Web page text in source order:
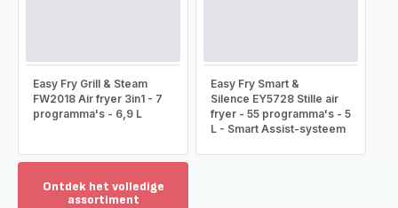
Easy Fry Grill & Steam
FW2018 Air fryer 3in1 - 7
programma's - 6,9 L
Easy Fry Smart &
Silence EY5728 Stille air
fryer - 55 programma's - 5
L - Smart Assist-systeem
Ontdek het volledige
assortiment